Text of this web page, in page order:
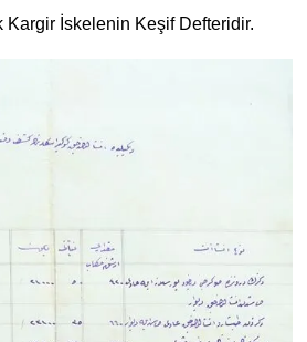
İskelenin Keşif Defteridir.